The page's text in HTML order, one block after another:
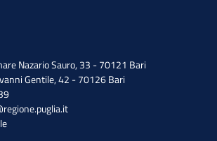
Nazario Sauro, 33 - 70121 Bari
Gentile, 42 - 70126 Bari